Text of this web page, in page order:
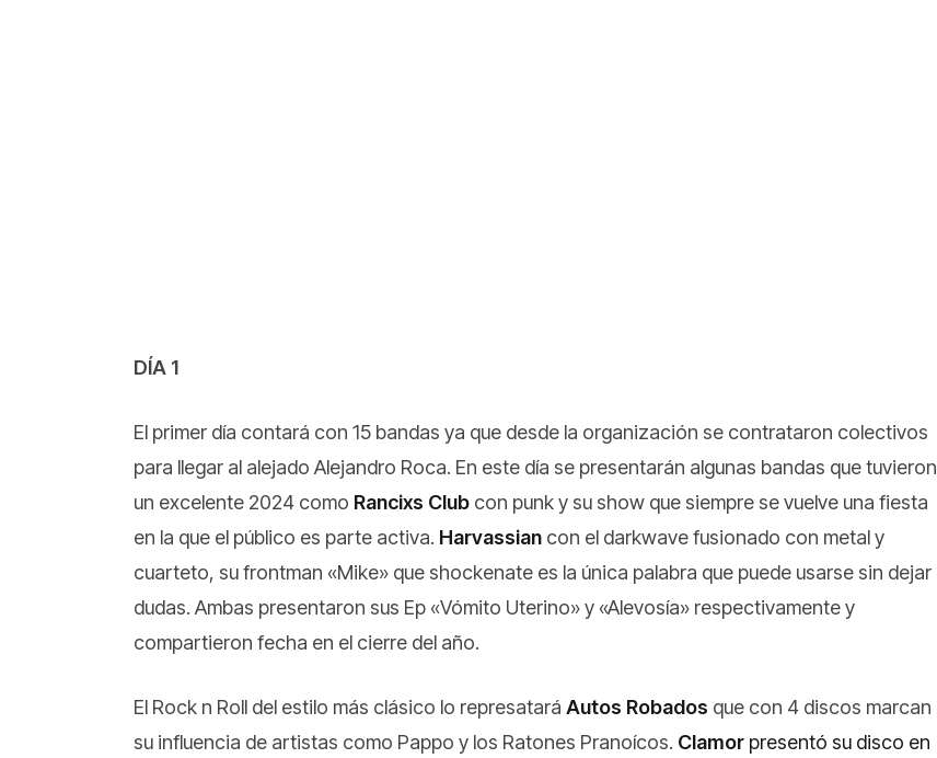
DÍA 1
El primer día contará con 15 bandas ya que desde la organización se contrataron colectivos
para llegar al alejado Alejandro Roca. En este día se presentarán algunas bandas que tuvieron
un excelente 2024 como Rancixs Club con punk y su show que siempre se vuelve una fiesta
en la que el público es parte activa. Harvassian con el darkwave fusionado con metal y
cuarteto, su frontman «Mike» que shockenate es la única palabra que puede usarse sin dejar
dudas. Ambas presentaron sus Ep «Vómito Uterino» y «Alevosía» respectivamente y
compartieron fecha en el cierre del año.
El Rock n Roll del estilo más clásico lo represatará Autos Robados que con 4 discos marcan
su influencia de artistas como Pappo y los Ratones Pranoícos. Clamor presentó su disco en